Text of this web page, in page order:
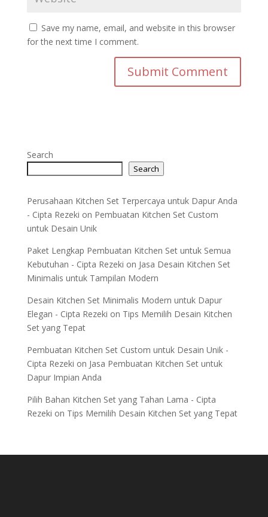
Save my name, email, and website in this browser
for the next time I comment.
Search
Search
Perusahaan Kitchen Set Terpercaya untuk Dapur Anda
- Cipta Rezeki on Pembuatan Kitchen Set Custom
untuk Desain Unik
Paket Lengkap Pembuatan Kitchen Set untuk Semua
Kebutuhan - Cipta Rezeki on Jasa Desain Kitchen Set
Minimalis untuk Tampilan Modern
Desain Kitchen Set Minimalis Modern untuk Dapur
Elegan - Cipta Rezeki on Tips Memilih Desain Kitchen
Set yang Tepat
Pembuatan Kitchen Set Custom untuk Desain Unik -
Cipta Rezeki on Jasa Pembuatan Kitchen Set untuk
Dapur Impian Anda
Pilih Bahan Kitchen Set yang Tahan Lama - Cipta
Rezeki on Tips Memilih Desain Kitchen Set yang Tepat